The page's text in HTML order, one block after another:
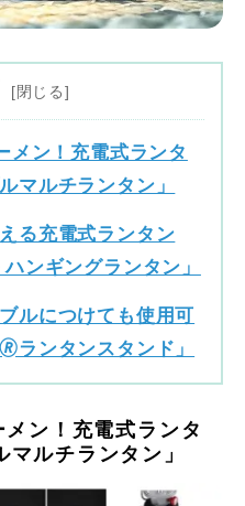
メン！充電式ランタ
マルチランタン」
る充電式ランタン
ンギングランタン」
ルにつけても使用可
ランタンスタンド」
ン！充電式ランタ
ルチランタン」